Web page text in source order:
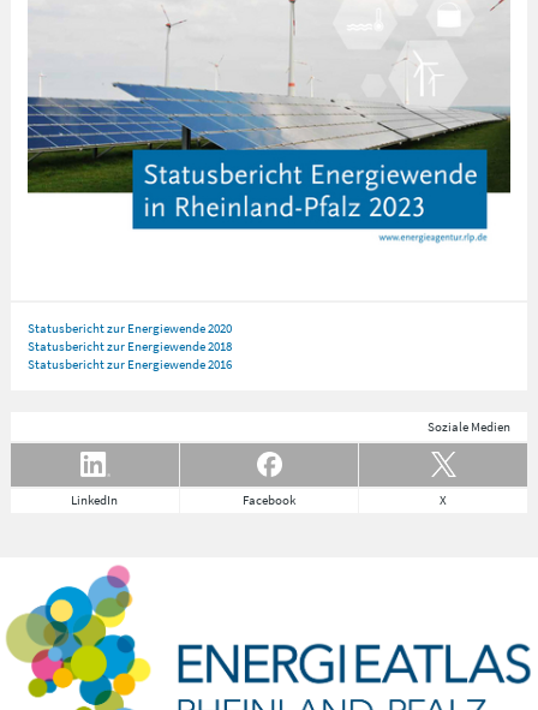
Statusbericht zur Energiewende 2020
Statusbericht zur Energiewende 2018
Statusbericht zur Energiewende 2016
Soziale Medien
LinkedIn Facebook X